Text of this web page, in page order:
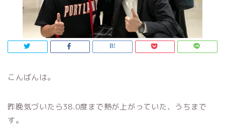
こんばんは。
昨晩気づいたら38.0度まで熱が上がっていた、うちまで
す。